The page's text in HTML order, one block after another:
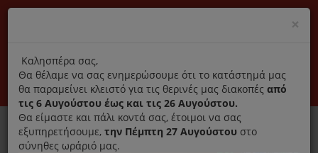
Αποκλειστικά γνήσια ανταλλακτικά
Σύνδεση Εγγραφή Εταιρεία Επικοινωνία
×
title
Καλησπέρα σας,
Θα θέλαμε να σας ενημερώσουμε ότι το κατάστημά μας
θα παραμείνει κλειστό για τις θερινές μας διακοπές από
τις 6 Αυγούστου έως και τις 26 Αυγούστου.
Θα είμαστε και πάλι κοντά σας, έτοιμοι να σας
εξυπηρετήσουμε, την Πέμπτη 27 Αυγούστου στο
σύνηθες ωράριό μας.